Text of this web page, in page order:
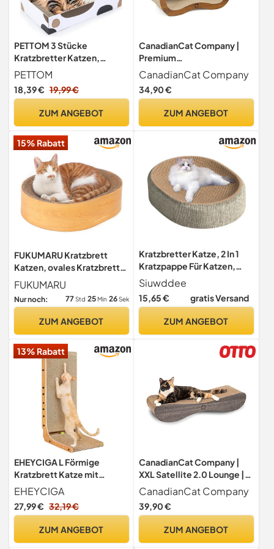
PETTOM 3 Stücke
Kratzbretter Katzen,
Kratzpappe für Katzen
PETTOM
18,39 € 19,99 €
ZUM ANGEBOT
CanadianCat Company |
Premium
Kratzbrett/Kratzlounge für
Katzen – Kratzpappe/Katze
Kratzbrett – Katzenkratzer
Katzenminze -
CanadianCat Company
34,90 €
ZUM ANGEBOT
15% Rabatt
FUKUMARU Kratzbrett
Katzen, ovales Kratzbrett
für Katzen,
Katzenkratzbrett aus
hochwertigem Karton,
widerstandsfähig
Kratzmöbel, Schützt Ihre
Ausruhen，Holzfarbe
FUKUMARU
Nur noch: 77Std 25Min 25Sek
ZUM ANGEBOT
Kratzbretter Katze, 2 In 1
Kratzpappe Für Katzen,
Ovales Sisal Kratzbrett
Siuwddee
15,65 € gratis Versand
ZUM ANGEBOT
13% Rabatt
EHEYCIGA L Förmige
Kratzbrett Katze mit
Katzenspielzeug, 81 cm
Hohe
EHEYCIGA
27,99 € 32,19 €
ZUM ANGEBOT
CanadianCat Company |
XXL Satellite 2.0 Lounge |
dunkelgrau | Kratzmöbel,
Kratzbrett | Katzen Pappe
+Katzenminze | ca. 76 x 24 x
CanadianCat Company
39,90 €
ZUM ANGEBOT